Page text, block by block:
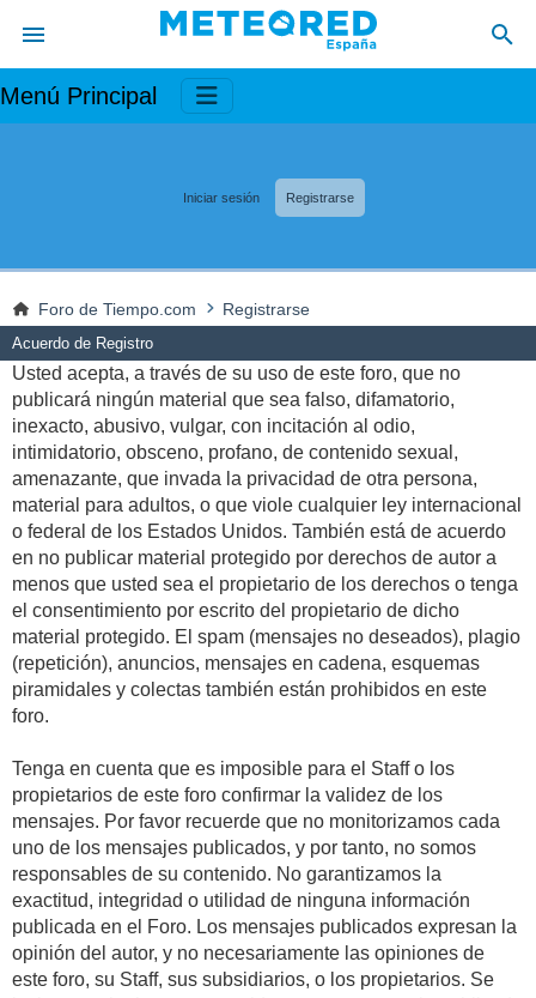
Menú Principal
Iniciar sesión Registrarse
Foro de Tiempo.com Registrarse
Acuerdo de Registro
Usted acepta, a través de su uso de este foro, que no
publicará ningún material que sea falso, difamatorio,
inexacto, abusivo, vulgar, con incitación al odio,
intimidatorio, obsceno, profano, de contenido sexual,
amenazante, que invada la privacidad de otra persona,
material para adultos, o que viole cualquier ley internacional
o federal de los Estados Unidos. También está de acuerdo
en no publicar material protegido por derechos de autor a
menos que usted sea el propietario de los derechos o tenga
el consentimiento por escrito del propietario de dicho
material protegido. El spam (mensajes no deseados), plagio
(repetición), anuncios, mensajes en cadena, esquemas
piramidales y colectas también están prohibidos en este
foro.
Tenga en cuenta que es imposible para el Staff o los
propietarios de este foro confirmar la validez de los
mensajes. Por favor recuerde que no monitorizamos cada
uno de los mensajes publicados, y por tanto, no somos
responsables de su contenido. No garantizamos la
exactitud, integridad o utilidad de ninguna información
publicada en el Foro. Los mensajes publicados expresan la
opinión del autor, y no necesariamente las opiniones de
este foro, su Staff, sus subsidiarios, o los propietarios. Se